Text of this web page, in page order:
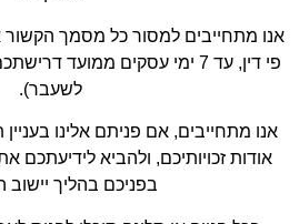
אנו מתחייבים למסור כל מסמך הקשור
פי דין, עד 7 ימי עסקים ממועד
לשעבר).
אנו מתחייבים, אם פניתם אלינו
אודות זכויותיכם, ולהביא לידיעתכם
בפניכם בהליך יישוב